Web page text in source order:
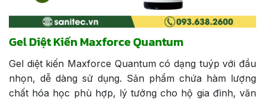
Gel Diệt Kiến Maxforce Quantum
Gel diệt kiến Maxforce Quantum có dạng tuýp với đầu
nhọn, dễ dàng sử dụng. Sản phẩm chứa hàm lượng
chất hóa học phù hợp, lý tưởng cho hộ gia đình, văn